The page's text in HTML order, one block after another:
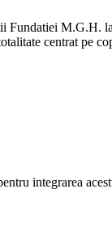
M.G.H.
centrat pe
integrarea